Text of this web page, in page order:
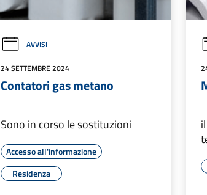
AVVISI
24 SETTEMBRE 2024
Contatori gas metano
Sono in corso le sostituzioni
Accesso all'informazione
Residenza